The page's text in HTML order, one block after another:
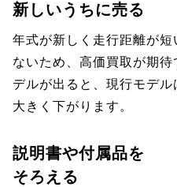
新しいうちに売る
年式が新しく走行距離が
ないため、高価買取が期
デルが出ると、現行モデ
大きく下がります。
説明書や付属品を
そろえる